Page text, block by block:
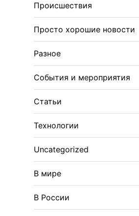
Происшествия
Просто хорошие новости
Разное
События и мероприятия
Статьи
Технологии
Uncategorized
В мире
В России